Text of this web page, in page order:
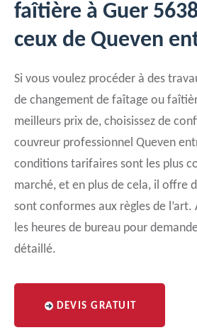
faîtière à Guer
ceux de Queven
Si vous voulez procéder à des
de changement de faîtage ou
meilleurs prix de, choisissez de
couvreur professionnel Queven
conditions tarifaires sont les plus
marché, et en plus de cela, il offre
sont conformes aux règles de
les heures de bureau pour
détaillé.
DEVIS GRATUIT